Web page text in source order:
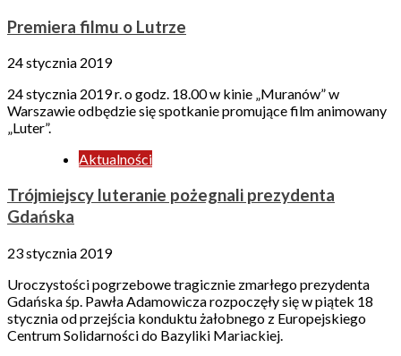
Premiera filmu o Lutrze
24 stycznia 2019
24 stycznia 2019 r. o godz. 18.00 w kinie „Muranów” w
Warszawie odbędzie się spotkanie promujące film animowany
„Luter”.
Aktualności
Trójmiejscy luteranie pożegnali prezydenta
Gdańska
23 stycznia 2019
Uroczystości pogrzebowe tragicznie zmarłego prezydenta
Gdańska śp. Pawła Adamowicza rozpoczęły się w piątek 18
stycznia od przejścia konduktu żałobnego z Europejskiego
Centrum Solidarności do Bazyliki Mariackiej.